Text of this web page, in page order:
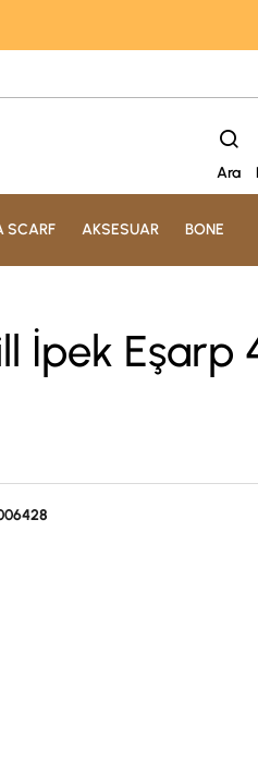
Ara
SCARF AKSESUAR BONE
İpek Eşarp